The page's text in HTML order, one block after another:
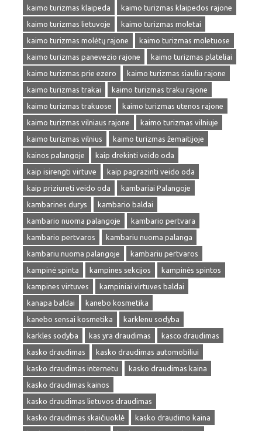
kaimo turizmas klaipeda
kaimo turizmas klaipedos rajone
kaimo turizmas lietuvoje
kaimo turizmas moletai
kaimo turizmas molėtų rajone
kaimo turizmas moletuose
kaimo turizmas panevezio rajone
kaimo turizmas plateliai
kaimo turizmas prie ezero
kaimo turizmas siauliu rajone
kaimo turizmas trakai
kaimo turizmas traku rajone
kaimo turizmas trakuose
kaimo turizmas utenos rajone
kaimo turizmas vilniaus rajone
kaimo turizmas vilniuje
kaimo turizmas vilnius
kaimo turizmas žemaitijoje
kainos palangoje
kaip drekinti veido oda
kaip isirengti virtuve
kaip pagrazinti veido oda
kaip priziureti veido oda
kambariai Palangoje
kambarines durys
kambario baldai
kambario nuoma palangoje
kambario pertvara
kambario pertvaros
kambariu nuoma palanga
kambariu nuoma palangoje
kambariu pertvaros
kampinė spinta
kampines sekcijos
kampinės spintos
kampines virtuves
kampiniai virtuves baldai
kanapa baldai
kanebo kosmetika
kanebo sensai kosmetika
karklenu sodyba
karkles sodyba
kas yra draudimas
kasco draudimas
kasko draudimas
kasko draudimas automobiliui
kasko draudimas internetu
kasko draudimas kaina
kasko draudimas kainos
kasko draudimas lietuvos draudimas
kasko draudimas skaičiuoklė
kasko draudimo kaina